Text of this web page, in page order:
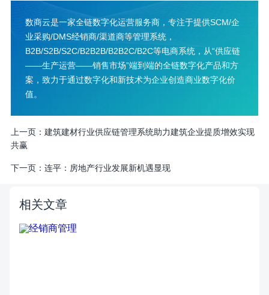
数商云是一家全链数字化运营服务商，专注于提供SCM/企
业采购/DMS经销商/渠道商等管理系统，
B2B/S2B/S2C/B2B2B/B2B2C/B2C等电商系统，从“供应链
——生产运营——销售市场”端到端的全链数字化产品和方
案，致力于通过数字化和新技术为企业创造商业数字化价
值。
上一页： 建筑建材行业供应链管理系统助力建筑企业提质增效实现
共赢
下一页： 连平：房地产行业发展新机遇显现
相关文章